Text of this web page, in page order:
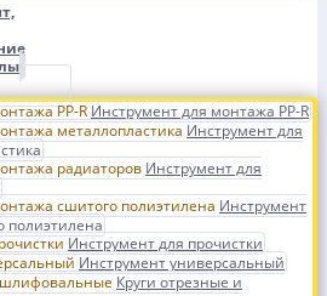
Инструмент для монтажа PP-R
Инструмент для
Инструмент для
Инструмент
полиэтилена
Инструмент для прочистки
Инструмент универсальный
Круги отрезные и